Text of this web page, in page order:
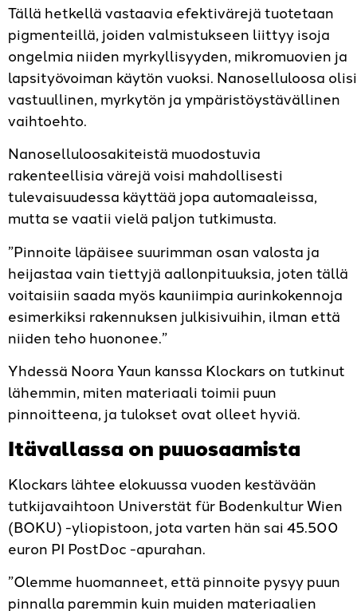
Tällä hetkellä vastaavia efektivärejä tuotetaan
pigmenteillä, joiden valmistukseen liittyy isoja
ongelmia niiden myrkyllisyyden, mikromuovien ja
lapsityövoiman käytön vuoksi. Nanoselluloosa olisi
vastuullinen, myrkytön ja ympäristöystävällinen
vaihtoehto.
Nanoselluloosakiteistä muodostuvia
rakenteellisia värejä voisi mahdollisesti
tulevaisuudessa käyttää jopa automaaleissa,
mutta se vaatii vielä paljon tutkimusta.
”Pinnoite läpäisee suurimman osan valosta ja
heijastaa vain tiettyjä aallonpituuksia, joten tällä
voitaisiin saada myös kauniimpia aurinkokennoja
esimerkiksi rakennuksen julkisivuihin, ilman että
niiden teho huononee.”
Yhdessä Noora Yaun kanssa Klockars on tutkinut
lähemmin, miten materiaali toimii puun
pinnoitteena, ja tulokset ovat olleet hyviä.
Itävallassa on puuosaamista
Klockars lähtee elokuussa vuoden kestävään
tutkijavaihtoon Universtät für Bodenkultur Wien
(BOKU) -yliopistoon, jota varten hän sai 45.500
euron PI PostDoc -apurahan.
”Olemme huomanneet, että pinnoite pysyy puun
pinnalla paremmin kuin muiden materiaalien